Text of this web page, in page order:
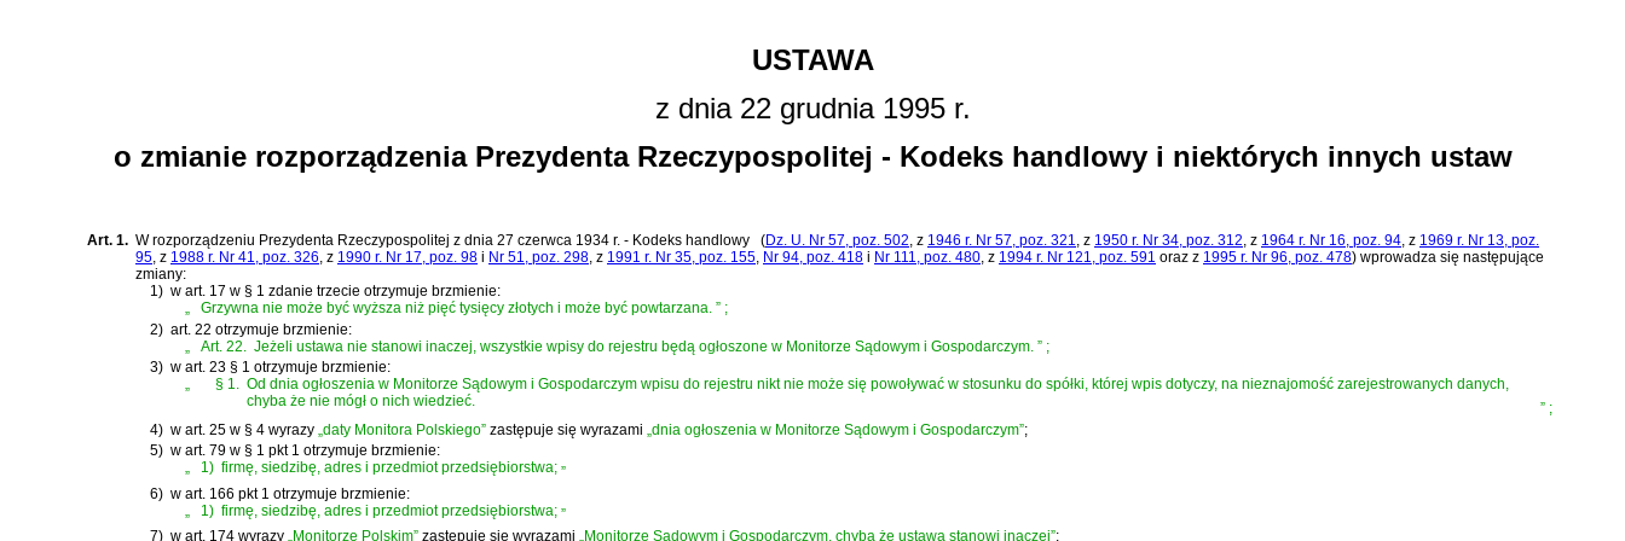
USTAWA
z dnia 22 grudnia 1995 r.
o zmianie rozporządzenia Prezydenta Rzeczypospolitej - Kodeks handlowy i niektórych innych ustaw
Art. 1. Wrozporządzeniu Prezydenta Rzeczypospolitej z dnia 27 czerwca 1934 r. - Kodeks handlowy (Dz. U. Nr 57, poz. 502, z 1946 r. Nr 57, poz. 321, z 1950 r. Nr 34, poz. 312, z 1964 r. Nr 16, poz. 94, z 1969 r. Nr 13, poz.
95, z 1988 r. Nr 41, poz. 326, z 1990 r. Nr 17, poz. 98 i Nr 51, poz. 298, z 1991 r. Nr 35, poz. 155, Nr 94, poz. 418 i Nr 111, poz. 480, z 1994 r. Nr 121, poz. 591 oraz z 1995 r. Nr 96, poz. 478) wprowadza się następujące
zmiany:
1) w art. 17 w § 1 zdanie trzecie otrzymuje brzmienie:
„
Grzywna nie może być wyższa niż pięć tysięcy złotych i może być powtarzana. ” ;
2) art. 22 otrzymuje brzmienie:
Art. 22. Jeżeli ustawa nie stanowi inaczej, wszystkie wpisy do rejestru będą ogłoszone w Monitorze Sądowym i Gospodarczym. ” ;
3) w art. 23 § 1 otrzymuje brzmienie:
„
§ 1. Od dnia ogłoszenia w Monitorze Sądowym i Gospodarczym wpisu do rejestru nikt nie może się powoływać w stosunku do spółki, której wpis dotyczy, na nieznajomość zarejestrowanych danych,
chyba że nie mógł o nich wiedzieć.
” ;
4) w art. 25 w § 4 wyrazy „daty Monitora Polskiego” zastępuje się wyrazami „dnia ogłoszenia w Monitorze Sądowym i Gospodarczym”;
5) w art. 79 w § 1 pkt 1 otrzymuje brzmienie:
„
1) firmę, siedzibę, adres i przedmiot przedsiębiorstwa; ”
6) w art. 166 pkt 1 otrzymuje brzmienie:
1) firmę, siedzibę, adres i przedmiot przedsiębiorstwa; ”
7) w art. 174 wyrazy „Monitorze Polskim” zastępuje się wyrazami „Monitorze Sądowym i Gospodarczym, chyba że ustawa stanowi inaczej”;